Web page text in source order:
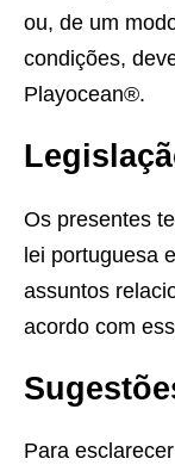
ou, de um
condições,
Playocean®.
Os presentes
lei portuguesa
assuntos
acordo com
Para